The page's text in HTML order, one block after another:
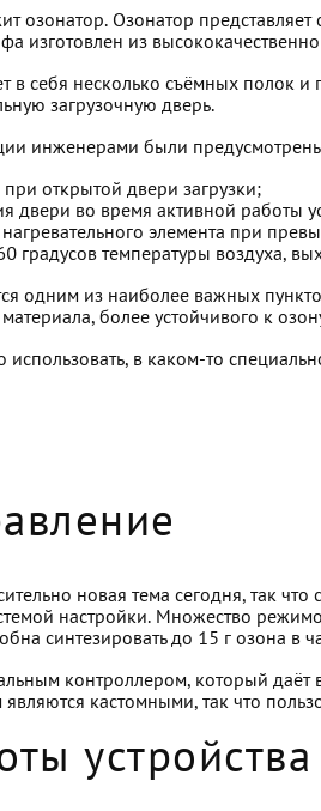
озонатор. Озонатор представляет
изготовлен из
в себя несколько съёмных полок
загрузочную дверь.
инженерами были
открытой двери загрузки;
двери во время активной работы
элемента при
градусов температуры воздуха,
одним из наиболее важных
более устойчивого к
в каком-то
новая тема сегодня, так
настройки. Множество
синтезировать до 15 г озона в
контроллером, который
кастомными, так что
устройства